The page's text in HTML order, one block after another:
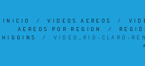
INICIO /VIDEOS AEREOS /
AEREOS POR REGION
/
/ VIDEO_RIO-CLARO-